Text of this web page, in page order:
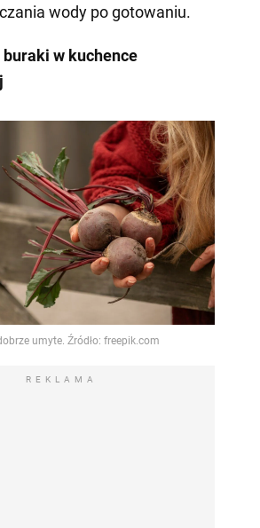
wody po gotowaniu.
w kuchence
REKLAMA